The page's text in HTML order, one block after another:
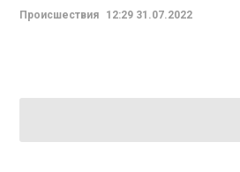
Происшествия 12:29 31.07.2022